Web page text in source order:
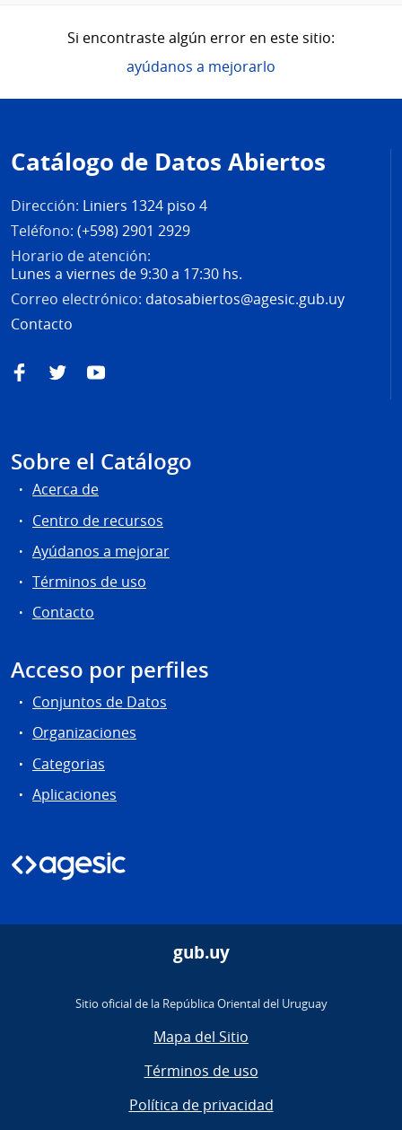
Si encontraste algún error en este sitio:
ayúdanos a mejorarlo
de
página
Catálogo de Datos Abiertos
Dirección: Liniers 1324 piso 4
Teléfono: (+598) 2901 2929
Horario de atención:
Lunes a viernes de 9:30 a 17:30 hs.
Correo electrónico: datosabiertos@agesic.gub.uy
Contacto
FacebookTwitterYouTube
Sobre el Catálogo
Acerca de
Centro de recursos
Ayúdanos a mejorar
Términos de uso
Contacto
Acceso por perfiles
Conjuntos de Datos
Organizaciones
Categorias
Aplicaciones
gub.uy
Sitio oficial de la República Oriental del Uruguay
Mapa del Sitio
Términos de uso
Política de privacidad